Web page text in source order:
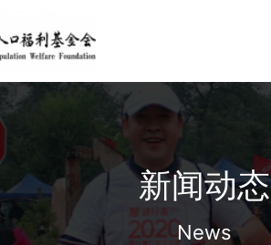
新闻动态
News